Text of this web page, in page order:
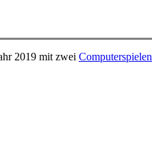
2019 mit zwei Computerspielen